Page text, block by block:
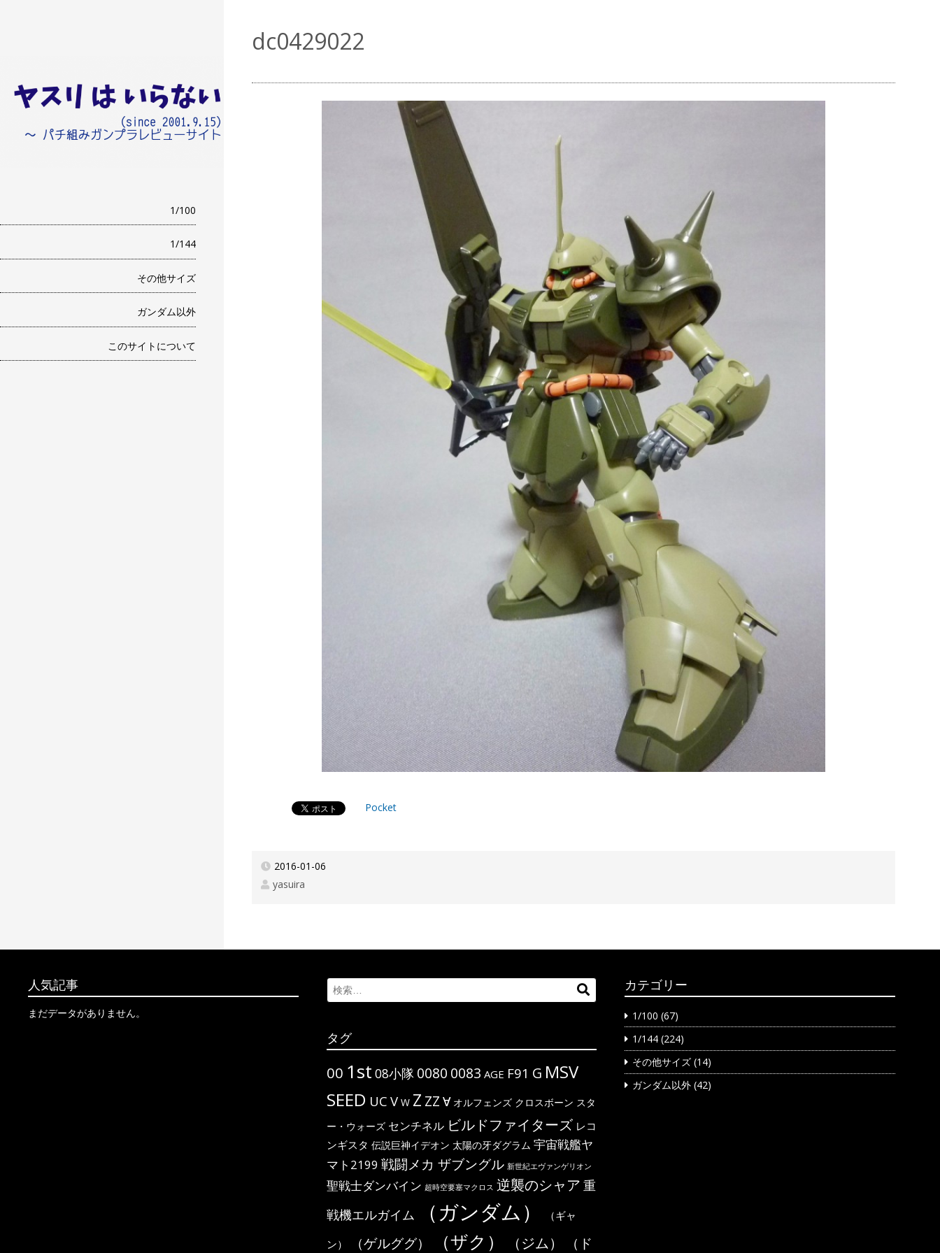
2001.9.15）
1/100
1/144
その他サイズ
ガンダム以外
このサイトについて
dc0429022
Pocket
2016-01-06
yasuira
人気記事
まだデータがありません。
Search
for:
索…
タグ
00 1st 08小隊 0080 0083 AGE F91 G MSV
SEED UC V W Z ΖΖ ∀ オルフェンズ クロスボーン スタ
ー・ウォーズ センチネル ビルドファイターズ レコ
ンギスタ 伝説巨神イデオン 太陽の牙ダグラム 宇宙戦艦ヤ
マト2199 戦闘メカ ザブングル 新世紀エヴァンゲリオン
聖戦士ダンバイン 超時空要塞マクロス 逆襲のシャア 重
戦機エルガイム
（ガンダム） （ギャ
ン） （ゲルググ） （ザク） （ジム） （ド
カテゴリー
1/100 (67)
1/144(224)
その他サイズ(14)
ガンダム以外(42)